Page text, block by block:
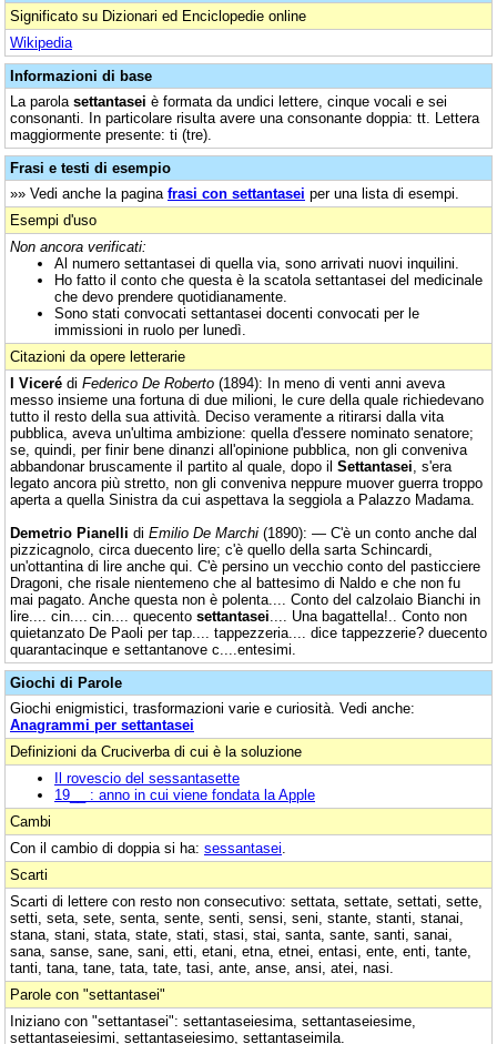
Significato su Dizionari ed Enciclopedie online
Wikipedia
Informazioni di base
La parola settantasei è formata da undici lettere, cinque vocali e sei
consonanti. In particolare risulta avere una consonante doppia: tt. Lettera
maggiormente presente: ti (tre).
Frasi e testi di esempio
»» Vedi anche la pagina frasi con settantasei per una lista di esempi.
Esempi d'uso
Non ancora verificati:
Al numero settantasei di quella via, sono arrivati nuovi inquilini.
Ho fatto il conto che questa è la scatola settantasei del medicinale
che devo prendere quotidianamente.
Sono stati convocati settantasei docenti convocati per le
immissioni in ruolo per lunedì.
Citazioni da opere letterarie
I Viceré di Federico De Roberto (1894): In meno di venti anni aveva
messo insieme una fortuna di due milioni, le cure della quale richiedevano
tutto il resto della sua attività. Deciso veramente a ritirarsi dalla vita
pubblica, aveva un'ultima ambizione: quella d'essere nominato senatore;
se, quindi, per finir bene dinanzi all'opinione pubblica, non gli conveniva
abbandonar bruscamente il partito al quale, dopo il Settantasei , s'era
legato ancora più stretto, non gli conveniva neppure muover guerra troppo
aperta a quella Sinistra da cui aspettava la seggiola a Palazzo Madama.
Demetrio Pianelli di Emilio De Marchi (1890): — C'è un conto anche dal
pizzicagnolo, circa duecento lire; c'è quello della sarta Schincardi,
un'ottantina di lire anche qui. C'è persino un vecchio conto del pasticciere
Dragoni, che risale nientemeno che al battesimo di Naldo e che non fu
mai pagato. Anche questa non è polenta.... Conto del calzolaio Bianchi in
lire.... cin.... cin.... quecento settantasei .... Una bagattella!.. Conto non
quietanzato De Paoli per tap.... tappezzeria.... dice tappezzerie? duecento
quarantacinque e settantanove c....entesimi.
Giochi di Parole
Giochi enigmistici, trasformazioni varie e curiosità. Vedi anche:
Anagrammi per settantasei
Definizioni da Cruciverba di cui è la soluzione
Il rovescio del sessantasette
19__ : anno in cui viene fondata la Apple
Cambi
Con il cambio di doppia si ha: sessantasei
Scarti
Scarti di lettere con resto non consecutivo: settata, settate, settati, sette,
setti, seta, sete, senta, sente, senti, sensi, seni, stante, stanti, stanai,
stana, stani, stata, state, stati, stasi, stai, santa, sante, santi, sanai,
sana, sanse, sane, sani, etti, etani, etna, etnei, entasi, ente, enti, tante,
tanti, tana, tane, tata, tate, tasi, ante, anse, ansi, atei, nasi.
Parole con "settantasei"
Iniziano con "settantasei": settantaseiesima, settantaseiesime,
settantaseiesimi, settantaseiesimo, settantaseimila.